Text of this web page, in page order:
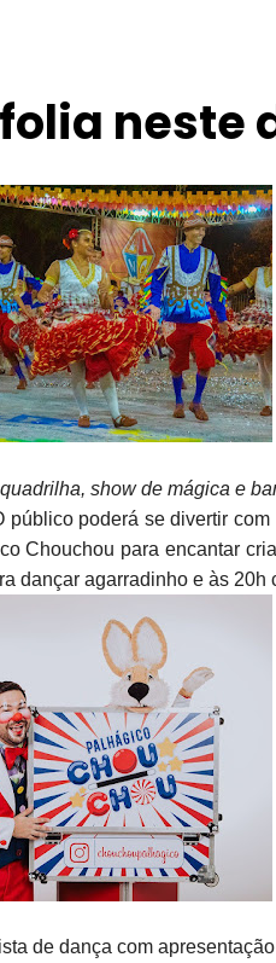
neste
show de mágica e
poderá se divertir
Chouchou para encantar
dançar agarradinho e às 20h
de dança com